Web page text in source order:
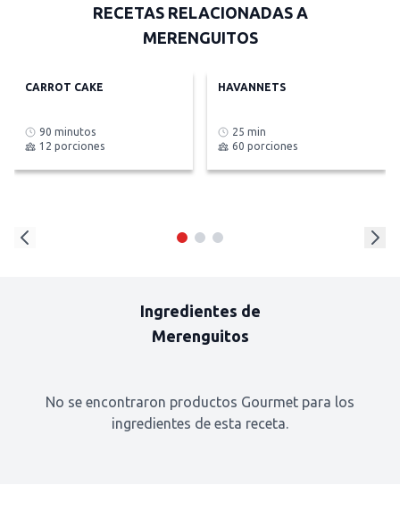
RECETAS RELACIONADAS A
MERENGUITOS
CARROT CAKE
90 minutos
12 porciones
HAVANNETS
25 min
60 porciones
Ingredientes de
Merenguitos
No se encontraron productos Gourmet para los
ingredientes de esta receta.